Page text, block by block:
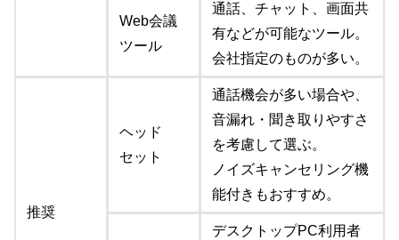
Web会議
ツール
通話、チャット、画面共
有などが可能なツール。
会社指定のものが多い。
推奨
ヘッド
セット
通話機会が多い場合や、
音漏れ・聞き取りやすさ
を考慮して選ぶ。
ノイズキャンセリング機
能付きもおすすめ。
デスクトップPC利用者